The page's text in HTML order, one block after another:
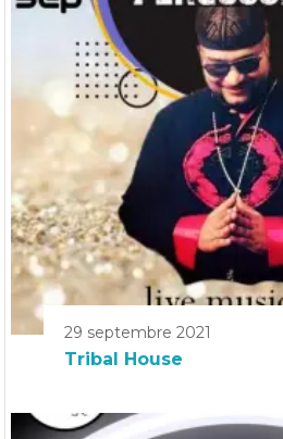
29 septembre 2021
Tribal House